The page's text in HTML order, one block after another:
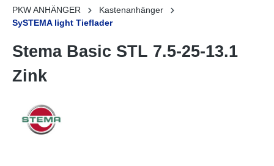
PKW ANHÄNGER
Kastenanhänger
SySTEMA light Tieflader
Stema Basic STL 7.5-25-13.1
Zink